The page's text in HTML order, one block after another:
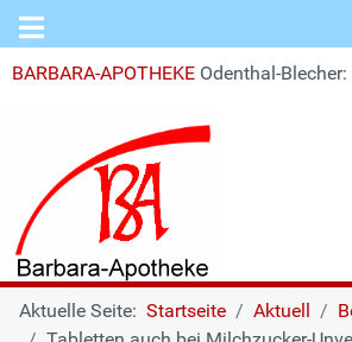
BARBARA-APOTHEKE Odenthal-
Aktuelle Seite: Startseite Aktuell